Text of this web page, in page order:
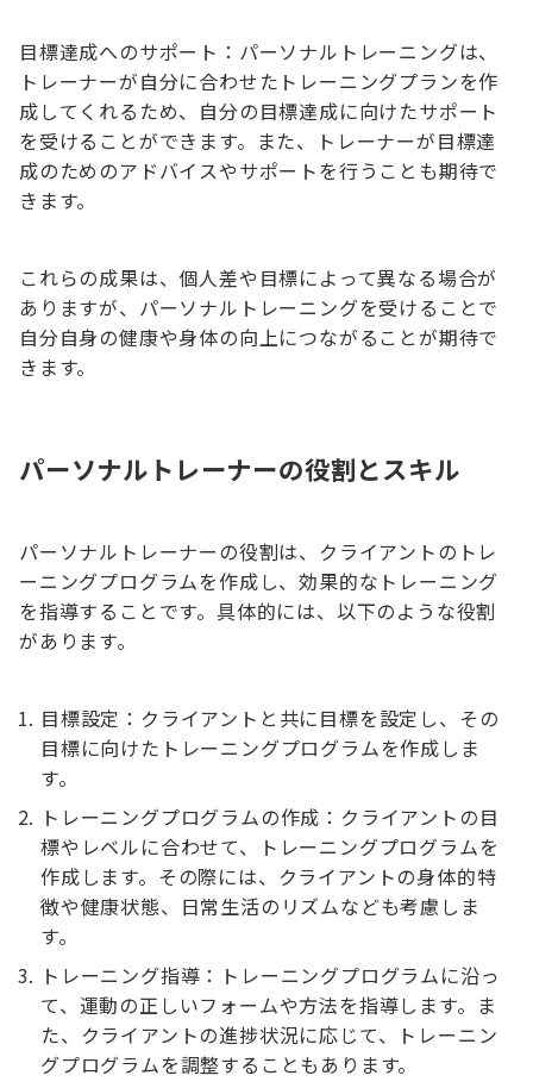
目標達成へのサポート：パーソナルトレーニングは、
トレーナーが自分に合わせたトレーニングプランを作
成してくれるため、自分の目標達成に向けたサポート
を受けることができます。また、トレーナーが目標達
成のためのアドバイスやサポートを行うことも期待で
きます。
これらの成果は、個人差や目標によって異なる場合が
ありますが、パーソナルトレーニングを受けることで
自分自身の健康や身体の向上につながることが期待で
きます。
パーソナルトレーナーの役割とスキル
パーソナルトレーナーの役割は、クライアントのトレ
ーニングプログラムを作成し、効果的なトレーニング
を指導することです。具体的には、以下のような役割
があります。
目標設定：クライアントと共に目標を設定し、その
目標に向けたトレーニングプログラムを作成しま
す。
トレーニングプログラムの作成：クライアントの目
標やレベルに合わせて、トレーニングプログラムを
作成します。その際には、クライアントの身体的特
徴や健康状態、日常生活のリズムなども考慮しま
す。
トレーニング指導：トレーニングプログラムに沿っ
て、運動の正しいフォームや方法を指導します。ま
た、クライアントの進捗状況に応じて、トレーニン
グプログラムを調整することもあります。